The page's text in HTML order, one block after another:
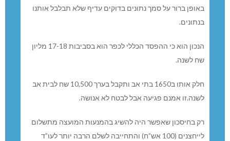
באופן ברור על סמך נתונים בדוקים עדיף שלא תבלבל אותנו
בנתונים.
הנכון הוא כי ההפסד הכללי לכפר הוא בסביבות 17-18 מליון
שח לשנה.
חלק אותו ב1650 בתי אב ותקבל בערך 10,500 שח לבית אב
לשנה.זו אמנם פגיעה אבל לבטח לא אנושה.
רק בחיסכון שאפשר היה להשיג בהמנעות המועצה מתשלום
לייחצנים (100 אש”ח) והתחייבה לשלם הרבה יותר לעו”ד